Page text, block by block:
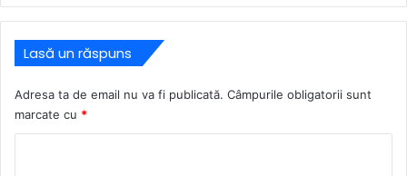
Lasă un răspuns
Adresa ta de email nu va fi publicată. Câmpurile obligatorii sunt
marcate cu *